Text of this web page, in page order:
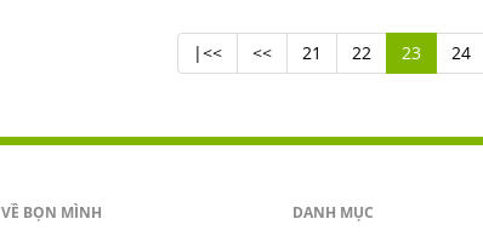
|<< << 21 22 23 24
VỀ BỌN MÌNH DANH MỤC